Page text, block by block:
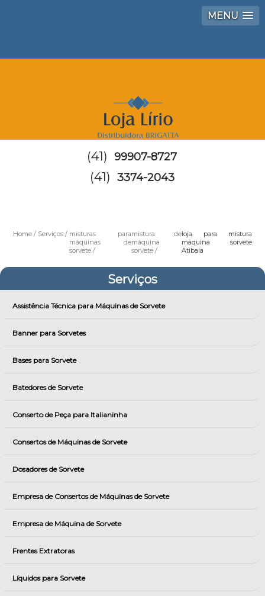
MENU
(41) 99907-8727
(41) 3374-2043
Home Serviços
misturas para
máquinas de
sorvete
mistura de
máquina
sorvete
loja para mistura
máquina sorvete
Atibaia
Serviços
Assistência Técnica para Máquinas de Sorvete
Banner para Sorvetes
Bases para Sorvete
Batedores de Sorvete
Conserto de Peça para Italianinha
Consertos de Máquinas de Sorvete
Dosadores de Sorvete
Empresa de Consertos de Máquinas de Sorvete
Empresa de Máquina de Sorvete
Frentes Extratoras
Líquidos para Sorvete